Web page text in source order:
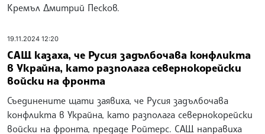
Кремъл Дмитрий Песков.
19.11.2024 12:20
САЩ казаха, че Русия задълбочава конфликта
в Украйна, като разполага севернокорейски
войски на фронта
Съединените щати заявиха, че Русия задълбочава
конфликта в Украйна, като разполага севернокорейски
войски на фронта, предаде Ройтерс. САЩ направиха